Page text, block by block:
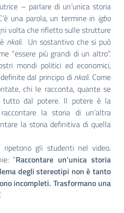
– parlare di un’unica storia
una parola, un termine in igbo
volta che rifletto sulle strutture
nkali. Un sostantivo che si può
“essere più grandi di un altro”.
mondi politici ed economici,
dal principo di nkali. Come
chi le racconta, quante se
tutto dal potere. Il potere è la
la storia di un’altra
la storia definitiva di quella
ripetono gli studenti nel video.
“Raccontare un’unica storia
degli stereotipi non è tanto
incompleti. Trasformano una